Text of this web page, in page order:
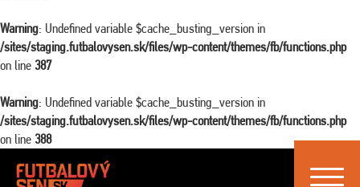
Warning: Undefined variable $cache_busting_version in
/sites/staging.futbalovysen.sk/files/wp-content/themes/fb/functions.php
on line 387
Warning: Undefined variable $cache_busting_version in
/sites/staging.futbalovysen.sk/files/wp-content/themes/fb/functions.php
on line 388
Toggle